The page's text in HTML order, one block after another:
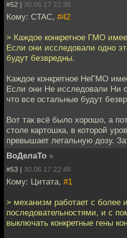
#52 | 30.06.17 22:38
Кому: CTAC, #42
> Каждое конкретное ГМО
Если они исследовали одно
будут безвредны.
Каждое конкретное НеГМО
Если они Не исследовали Ни
что все остальные будут
Вот так всё было хорошо, а
столе картошка, в которой
превышает летальную дозу.
ВоДелаТо »
#53 | 30.06.17 22:48
Кому: Цитата, #1
> механизм работает с более
последовательностями, и с
выключать конкретные гены